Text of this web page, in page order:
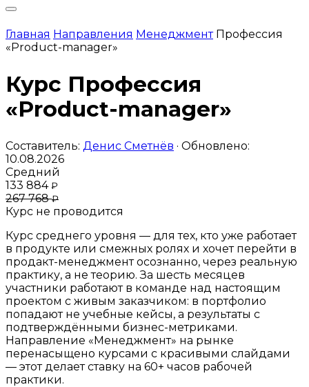
Главная Направления Менеджмент Профессия
«Product-manager»
Курс Профессия
«Product-manager»
Составитель: Денис Сметнёв · Обновлено:
10.08.2026
Средний
133 884₽
267 768₽
Курс не проводится
Курс среднего уровня — для тех, кто уже работает
в продукте или смежных ролях и хочет перейти в
продакт-менеджмент осознанно, через реальную
практику, а не теорию. За шесть месяцев
участники работают в команде над настоящим
проектом с живым заказчиком: в портфолио
попадают не учебные кейсы, а результаты с
подтверждёнными бизнес-метриками.
Направление «Менеджмент» на рынке
перенасыщено курсами с красивыми слайдами
— этот делает ставку на 60+ часов рабочей
практики.